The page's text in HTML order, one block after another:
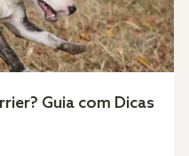
Guia com Dicas